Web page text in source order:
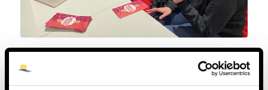
„Krawatte binden war gestern“ verkündete die Sparkassse
Marburg-Biedenkopf auf ihrem Roll-up, um beim